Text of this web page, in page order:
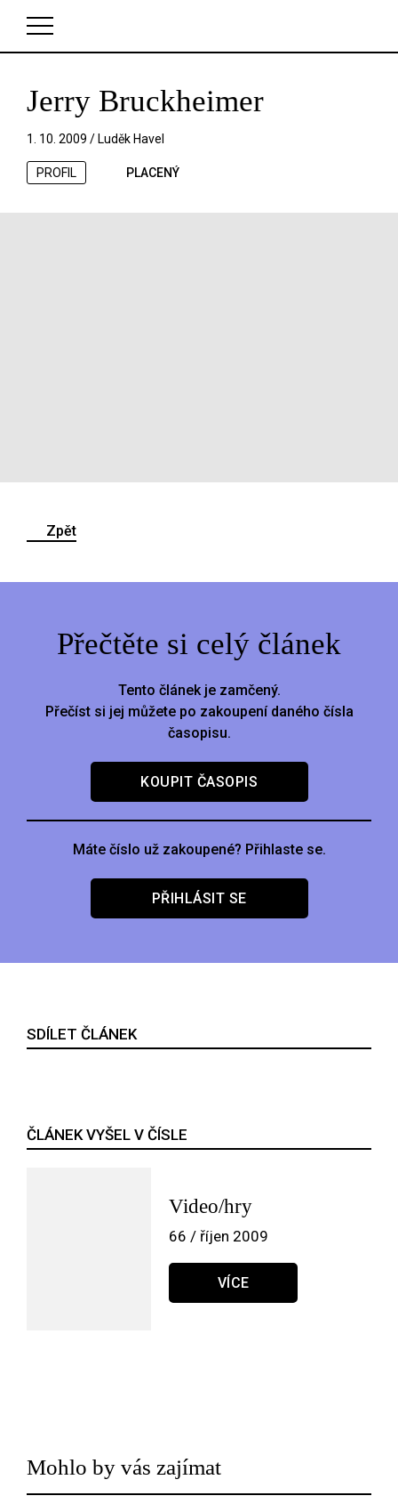
V košíku zatím nemáte žádné položky.
Jerry Bruckheimer
1. 10. 2009 / Luděk Havel
PROFIL PLACENÝ
Zpět
Přečtěte si celý článek
Tento článek je zamčený.
Přečíst si jej můžete po zakoupení daného čísla
časopisu.
KOUPIT ČASOPIS
Máte číslo už zakoupené? Přihlaste se.
PŘIHLÁSIT SE
SDÍLET ČLÁNEK
ČLÁNEK VYŠEL V ČÍSLE
Video/hry
66 / říjen 2009
VÍCE
Mohlo by vás zajímat